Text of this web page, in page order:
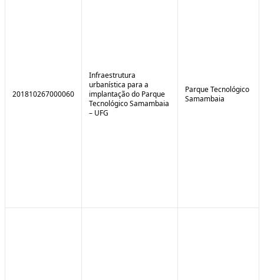
201810267000060
Infraestrutura
urbanística para a
implantação do Parque
Tecnológico Samambaia
– UFG
Parque Tecnológico
Samambaia